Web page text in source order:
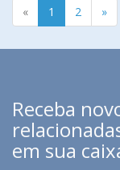
« 1 2 »
Receba
em sua